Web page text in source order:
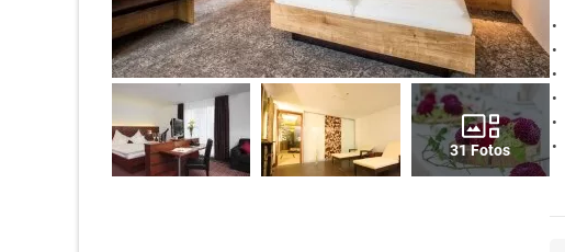
31 Fotos